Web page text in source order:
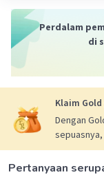
Perdalam
di
Klaim
Dengan
sepuasnya,
Pertanyaan